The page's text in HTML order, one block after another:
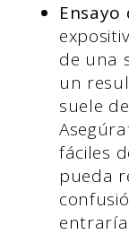
Ensayo
de una
un
suele
fáciles
pueda